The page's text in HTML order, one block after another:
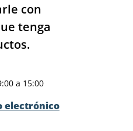
con
tenga
a 15:00
electrónico